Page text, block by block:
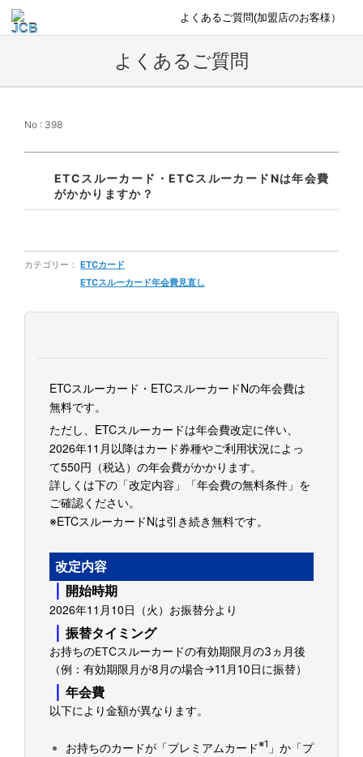
よくあるご質問(加盟店のお客様）
よくあるご質問
No : 398
ETCスルーカード・ETCスルーカードNは年会費
がかかりますか？
カテゴリー： ETCカード
ETCスルーカード年会費見直し
ETCスルーカード・ETCスルーカードNの年会費は
無料です。
ただし、ETCスルーカードは年会費改定に伴い、
2026年11月以降はカード券種やご利用状況によっ
て550円（税込）の年会費がかかります。
詳しくは下の「改定内容」「年会費の無料条件」を
ご確認ください。
※ETCスルーカードNは引き続き無料です。
改定内容
｜ 開始時期
2026年11月10日（火）お振替分より
｜ 振替タイミング
お持ちのETCスルーカードの有効期限月の3ヵ月後
（例：有効期限月が8月の場合→11月10日に振替）
｜ 年会費
以下により金額が異なります。
お持ちのカードが「プレミアムカード※1 」か「プ